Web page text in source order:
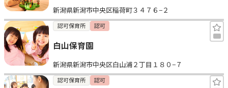
おすすめの園
エンクルの特徴と活用方法
コラム
お知らせ
新潟県新潟市中央区稲荷町３４７６−２
認可保育所 認可
白山保育園
新潟県新潟市中央区白山浦２丁目１８０−７
認可保育所 認可